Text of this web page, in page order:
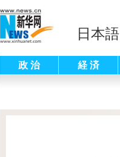
日本語
政 治 経 済